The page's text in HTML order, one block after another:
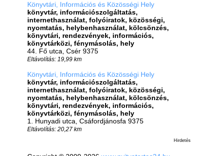
Könyvtári, Információs és Közösségi Hely
könyvtár, információszolgáltatás,
internethasználat, folyóiratok, közösségi,
nyomtatás, helybenhasználat, kölcsönzés,
könyvtári, rendezvények, információs,
könyvtárközi, fénymásolás, hely
44. Fő utca, Csér 9375
Eltávolítás: 19,99 km
Könyvtári, Információs és Közösségi Hely
könyvtár, információszolgáltatás,
internethasználat, folyóiratok, közösségi,
nyomtatás, helybenhasználat, kölcsönzés,
könyvtári, rendezvények, információs,
könyvtárközi, fénymásolás, hely
1. Hunyadi utca, Csáfordjánosfa 9375
Eltávolítás: 20,27 km
Hirdetés